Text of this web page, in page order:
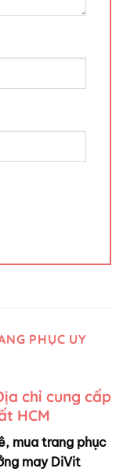
PHỤC UY
chỉ cung cấp
HCM
mua trang phục
may DiVit